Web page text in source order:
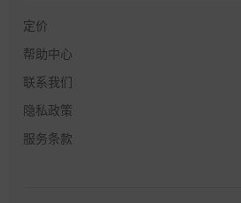
定价
帮助中心
联系我们
隐私政策
服务条款